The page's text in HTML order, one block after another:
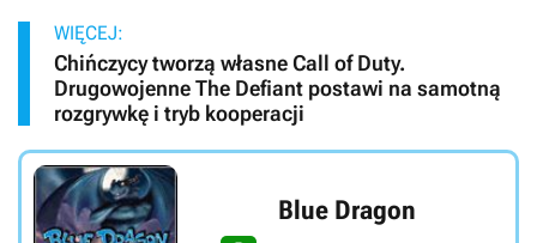
WIĘCEJ:
Chińczycy tworzą własne Call of Duty.
Drugowojenne The Defiant postawi na samotną
rozgrywkę i tryb kooperacji
Blue Dragon